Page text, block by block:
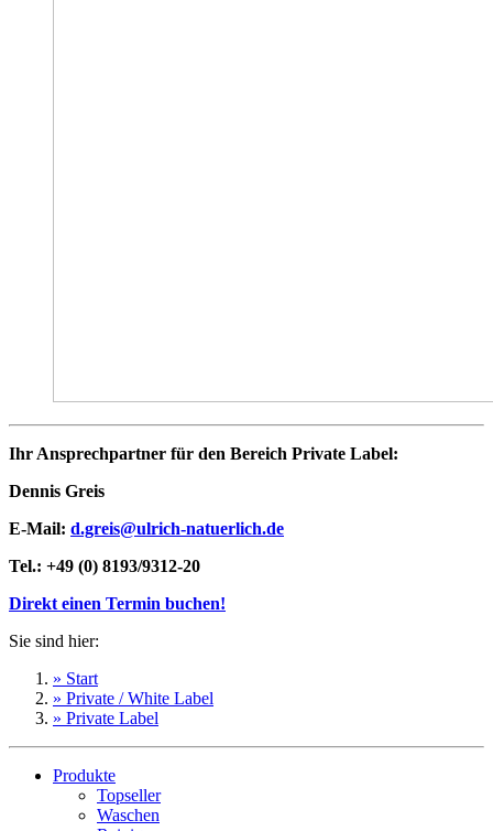
Ihr Ansprechpartner für den Bereich Private Label:
Dennis Greis
E-Mail: d.greis@ulrich-natuerlich.de
Tel.: +49 (0) 8193/9312-20
Direkt einen Termin buchen!
Sie sind hier:
» Start
» Private / White Label
» Private Label
Produkte
Topseller
Waschen